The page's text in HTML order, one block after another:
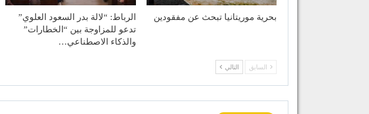
بحرية موريتانيا تبحث عن مفقودين
الرباط: “لالة بدر السعود العلوي”
تدعو للمزاوجة بين “الخطارات”
والذكاء الاصطناعي…
السابق التالي